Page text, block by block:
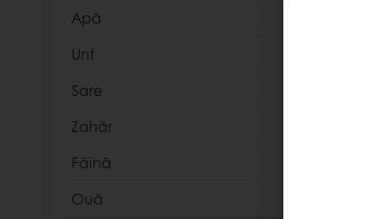
Apă
Unt
Sare
Zahăr
Făină
Ouă